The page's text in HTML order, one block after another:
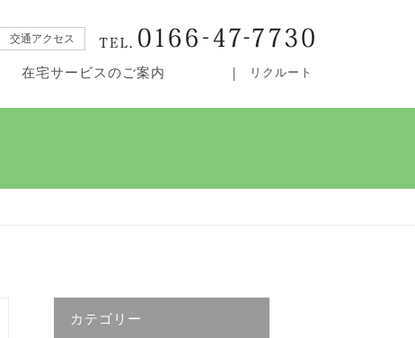
在宅サービスのご案内 リクルート
交通アクセス
カテゴリー